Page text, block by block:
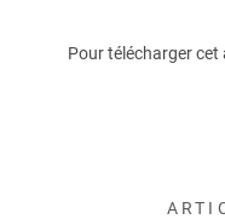
Pour télécharger cet